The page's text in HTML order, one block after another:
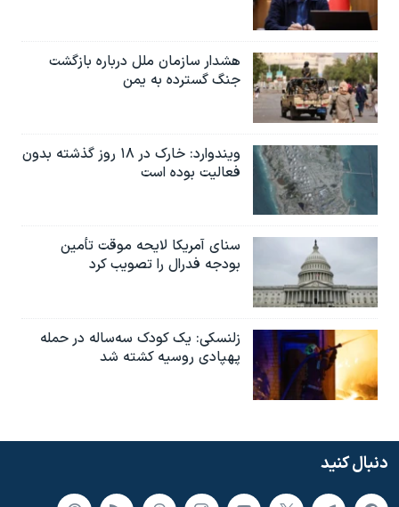
هشدار سازمان ملل درباره بازگشت
جنگ گسترده به یمن
ویندوارد: خارک در ۱۸ روز گذشته بدون
فعالیت بوده است
سنای آمریکا لایحه موقت تأمین
بودجه فدرال را تصویب کرد
زلنسکی: یک کودک سه‌ساله در حمله
پهپادی روسیه کشته شد
دنبال کنید